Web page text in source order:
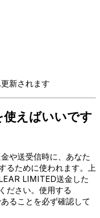
新されます
使えばいいです
や送受信時に、あなた
るために使われます。上
LIMITED送金した
ださい。使用する
ることを必ず確認して